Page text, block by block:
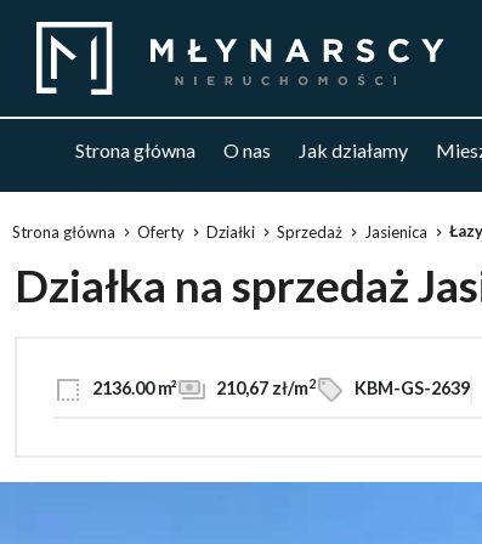
Strona główna O nas Jak działamy
Strona główna Oferty Działki Sprzedaż Jasienica Łazy
Działka na sprzedaż
2136.00 m² 210,67 zł/m2 KBM-GS-2639